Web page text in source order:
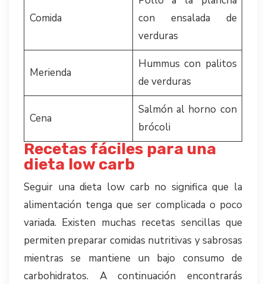
Comida
con ensalada de
verduras
Merienda
Hummus con palitos
de verduras
Cena
Salmón al horno con
brócoli
Recetas fáciles para una
dieta low carb
Seguir una dieta low carb no significa que la
alimentación tenga que ser complicada o poco
variada. Existen muchas recetas sencillas que
permiten preparar comidas nutritivas y sabrosas
mientras se mantiene un bajo consumo de
carbohidratos. A continuación encontrarás